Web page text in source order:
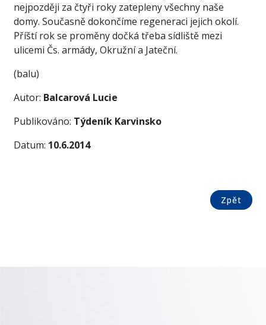
nejpozději za čtyři roky zatepleny všechny naše
domy. Současně dokončíme regeneraci jejich okolí.
Příští rok se proměny dočká třeba sídliště mezi
ulicemi Čs. armády, Okružní a Jateční.
(balu)
Autor: Balcarová Lucie
Publikováno: Týdeník Karvinsko
Datum: 10.6.2014
Zpět